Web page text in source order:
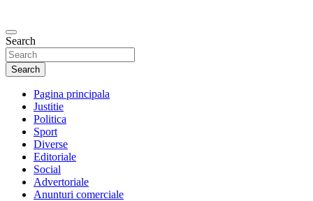
Search
Search
Pagina principala
Justitie
Politica
Sport
Diverse
Editoriale
Social
Advertoriale
Anunturi comerciale